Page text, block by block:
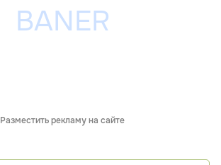
Разместить рекламу на сайте